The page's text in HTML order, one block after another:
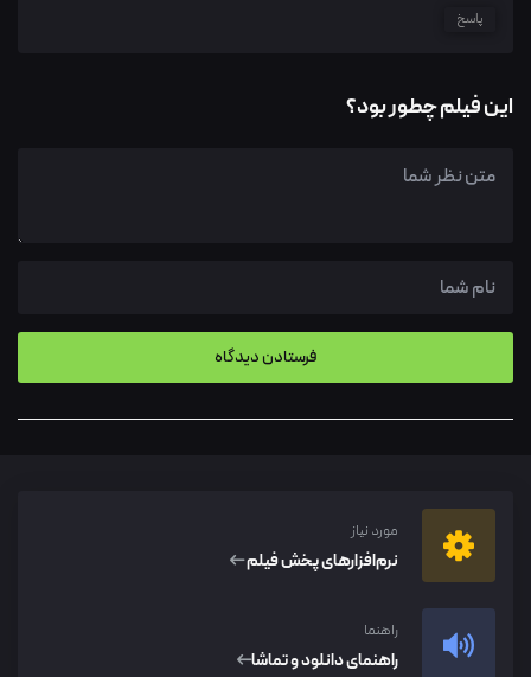
پاسخ
این فیلم چطور بود؟
مورد نیاز
نرم‌افزار‌های پخش فیلم
راهنما
راهنمای دانلود و تماشا